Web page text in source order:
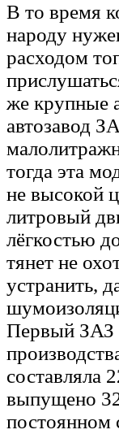
В то время
народу
расходом
же крупные
автозавод
тогда эта
не высокой
литровый
лёгкостью
тянет не
устранить,
Первый ЗАЗ
составляла
выпущено
постоянном